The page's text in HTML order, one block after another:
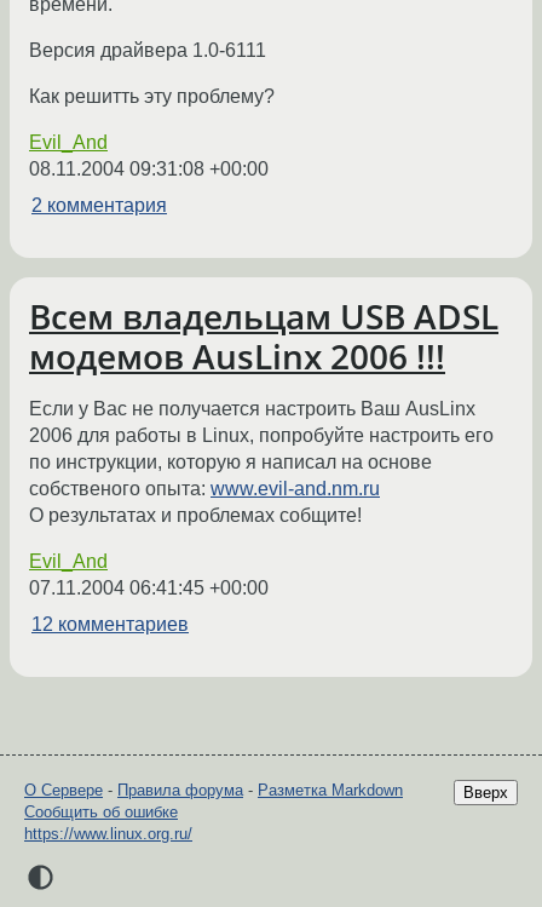
Версия драйвера 1.0-6111
Как решитть эту проблему?
Evil_And
08.11.2004 09:31:08 +00:00
2 комментария
Всем владельцам USB ADSL
модемов AusLinx 2006 !!!
Если у Вас не получается настроить Ваш AusLinx
2006 для работы в Linux, попробуйте настроить его
по инструкции, которую я написал на основе
собственого опыта: www.evil-and.nm.ru
О результатах и проблемах собщите!
Evil_And
07.11.2004 06:41:45 +00:00
12 комментариев
Вверх
О Сервере - Правила форума - Разметка Markdown
Сообщить об ошибке
https://www.linux.org.ru/